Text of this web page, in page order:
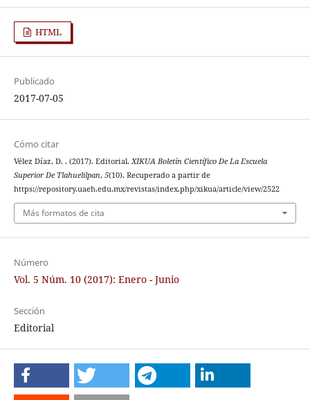
HTML
Publicado
2017-07-05
Cómo citar
Vélez Díaz, D. . (2017). Editorial.XIKUA Boletín Científico De La Escuela
Superior De Tlahuelilpan, 5(10). Recuperado a partir de
https://repository.uaeh.edu.mx/revistas/index.php/xikua/article/view/2522
Más formatos de cita
Número
Vol. 5 Núm. 10 (2017): Enero - Junio
Sección
Editorial